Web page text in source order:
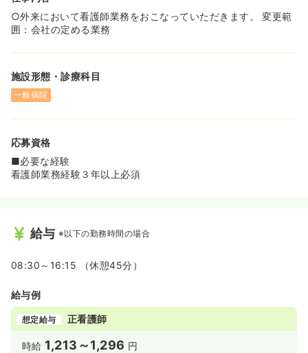
○外来において看護師業務をおこなっていただきます。 変更範
囲：会社の定める業務
施設形態・診療科目
一般病院
応募資格
■必要な経験
看護師業務経験３年以上必須
給与 ※以下の勤務時間の場合
08:30～16:15 （休憩45分）
給与例
想定給与 正看護師
時給 1,213～1,296 円